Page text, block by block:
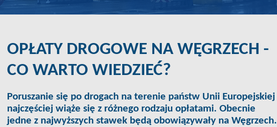
OPŁATY DROGOWE NA WĘGRZECH -
CO WARTO WIEDZIEĆ?
Poruszanie się po drogach na terenie państw Unii Europejskiej
najczęściej wiąże się z różnego rodzaju opłatami. Obecnie
jedne z najwyższych stawek będą obowiązywały na Węgrzech.